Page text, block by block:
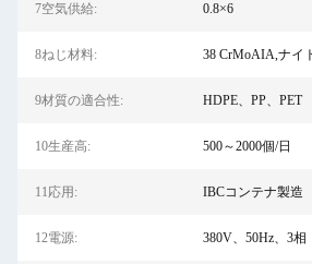
7空気供給: 0.8×6
8ねじ材料: 38 CrMoAIA,ナイ
9材質の適合性: HDPE、PP、PET
10生産高: 500～2000個/日
11応用: IBCコンテナ製造
12電源: 380V、50Hz、3相